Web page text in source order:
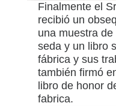
Finalmente el
recibió un
una muestra de
seda y un libro
fábrica y sus
también firmó
libro de honor
fabrica.